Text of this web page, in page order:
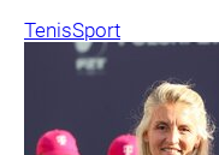
TenisSport